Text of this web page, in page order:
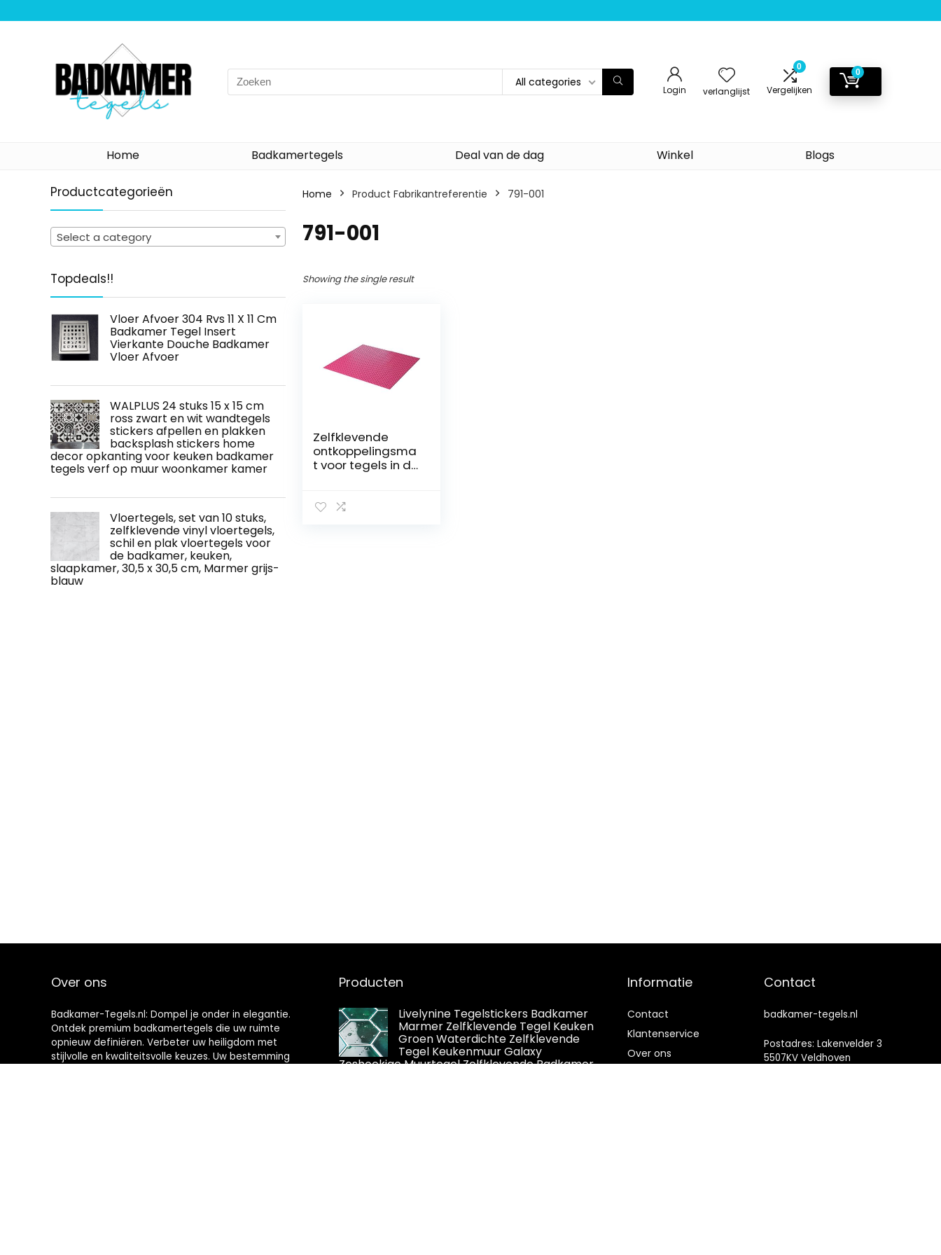
Search
for:
All categories
Login verlanglijst
0
Vergelijken
0
Home Badkamertegels Deal van de dag Winkel Blogs
Productcategorieën
Select a category
Topdeals!!
Vloer Afvoer 304 Rvs 11 X 11 Cm
Badkamer Tegel Insert
Vierkante Douche Badkamer
Vloer Afvoer
WALPLUS 24 stuks 15 x 15 cm
ross zwart en wit wandtegels
stickers afpellen en plakken
backsplash stickers home
decor opkanting voor keuken badkamer
tegels verf op muur woonkamer kamer
Vloertegels, set van 10 stuks,
zelfklevende vinyl vloertegels,
schil en plak vloertegels voor
de badkamer, keuken,
slaapkamer, 30,5 x 30,5 cm, Marmer grijs-
blauw
Home Product Fabrikantreferentie ‎791-001
‎791-001
Showing the single result
Zelfklevende
ontkoppelingsma
t voor tegels in de
serre, 1 m²
Over ons
Badkamer-Tegels.nl: Dompel je onder in elegantie.
Ontdek premium badkamertegels die uw ruimte
opnieuw definiëren. Verbeter uw heiligdom met
stijlvolle en kwaliteitsvolle keuzes. Uw bestemming
Producten
Livelynine Tegelstickers Badkamer
Marmer Zelfklevende Tegel Keuken
Groen Waterdichte Zelfklevende
Tegel Keukenmuur Galaxy
Zeshoekige Muurtegel Zelfklevende Badkamer
Informatie
Contact
Klantenservice
Over ons
Contact
badkamer-tegels.nl
Postadres: Lakenvelder 3
5507KV Veldhoven